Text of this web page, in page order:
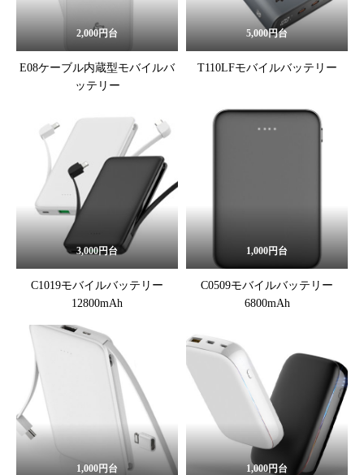
2,000円台
E08ケーブル内蔵型モバイルバ
ッテリー
5,000円台
T110LFモバイルバッテリー
3,000円台
C1019モバイルバッテリー
12800mAh
1,000円台
C0509モバイルバッテリー
6800mAh
1,000円台 1,000円台